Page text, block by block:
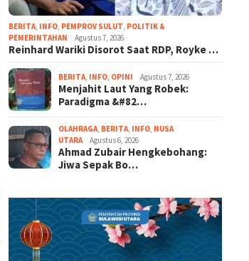
BERITA INFO PEMPROV SULUT POLITIK &
PEMERINTAHAN
Agustus 7, 2026
Reinhard Wariki Disorot Saat RDP, Royke …
BERITA INFO OPINI Agustus 7, 2026
Menjahit Laut Yang Robek:
Paradigma &#82…
OLAHRAGA BERITA INFO NUSA
UTARA
Agustus 6, 2026
Ahmad Zubair Hengkebohang:
Jiwa Sepak Bo…